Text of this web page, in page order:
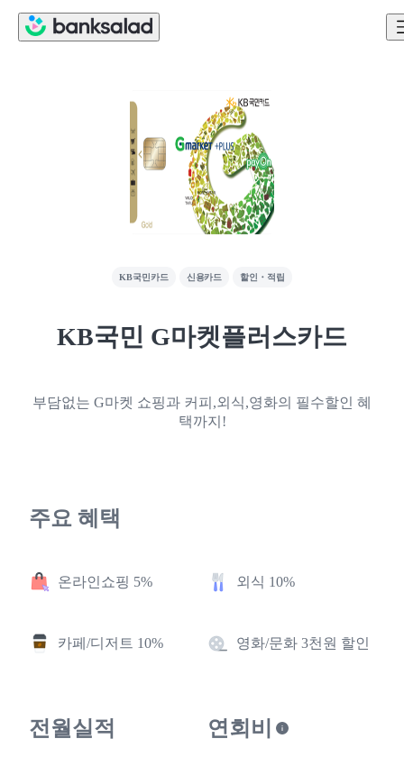
KB국민카드 신용카드 할인・적립
KB국민 G마켓플러스카드
부담없는 G마켓 쇼핑과 커피,외식,영화의 필수할인 혜
택까지!
주요 혜택
온라인쇼핑 5% 외식 10%
카페/디저트 10% 영화/문화 3천원 할인
전월실적 연회비